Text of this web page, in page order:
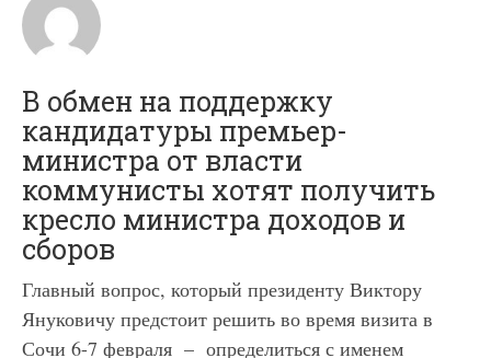
В обмен на поддержку
кандидатуры премьер-
министра от власти
коммунисты хотят получить
кресло министра доходов и
сборов
Главный вопрос, который президенту Виктору
Януковичу предстоит решить во время визита в
Сочи 6-7 февраля – определиться с именем